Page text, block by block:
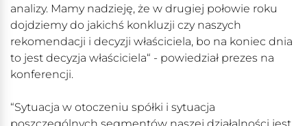
analizy. Mamy nadzieję, że w drugiej połowie roku
dojdziemy do jakichś konkluzji czy naszych
rekomendacji i decyzji właściciela, bo na koniec dnia
to jest decyzja właściciela“ - powiedział prezes na
konferencji.
“Sytuacja w otoczeniu spółki i sytuacja